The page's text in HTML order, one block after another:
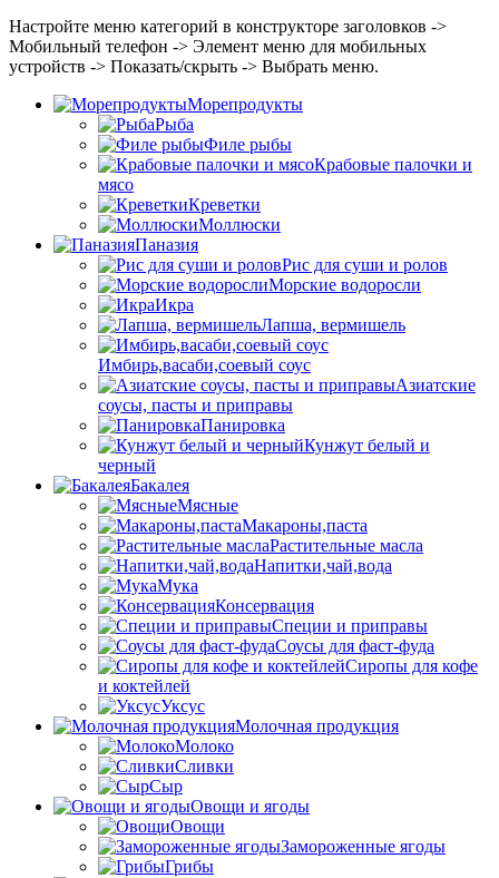
Настройте меню категорий в конструкторе заголовков ->
Мобильный телефон -> Элемент меню для мобильных
устройств -> Показать/скрыть -> Выбрать меню.
Морепродукты
Рыба
Филе рыбы
Крабовые палочки и
мясо
Креветки
Моллюски
Паназия
Рис для суши и ролов
Морские водоросли
Икра
Лапша, вермишель
Имбирь,васаби,соевый соус
Азиатские
соусы, пасты и приправы
Панировка
Кунжут белый и
черный
Бакалея
Мясные
Макароны,паста
Растительные масла
Напитки,чай,вода
Мука
Консервация
Специи и приправы
Соусы для фаст-фуда
Сиропы для кофе
и коктейлей
Уксус
Молочная продукция
Молоко
Сливки
Сыр
Овощи и ягоды
Овощи
Замороженные ягоды
Грибы